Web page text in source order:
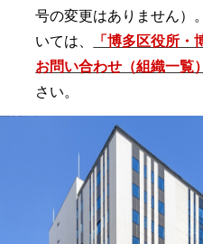
号の変更はありません）
いては、
「博多区役所
お問い合わせ（組織一覧
さい。